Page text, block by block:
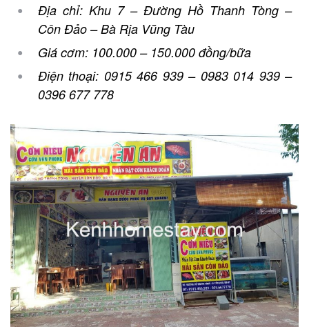
Địa chỉ: Khu 7 – Đường Hồ Thanh Tòng –
Côn Đảo – Bà Rịa Vũng Tàu
Giá cơm: 100.000 – 150.000 đồng/bữa
Điện thoại: 0915 466 939 – 0983 014 939 –
0396 677 778